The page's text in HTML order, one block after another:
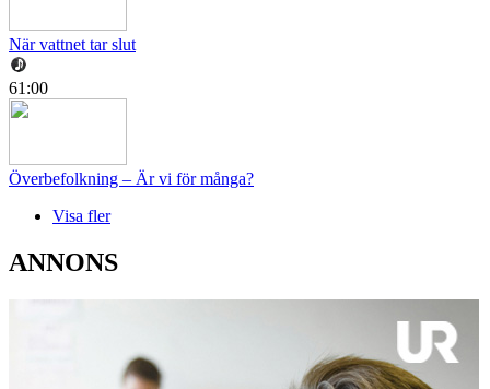
När vattnet tar slut
61:00
Överbefolkning – Är vi för många?
Visa fler
ANNONS